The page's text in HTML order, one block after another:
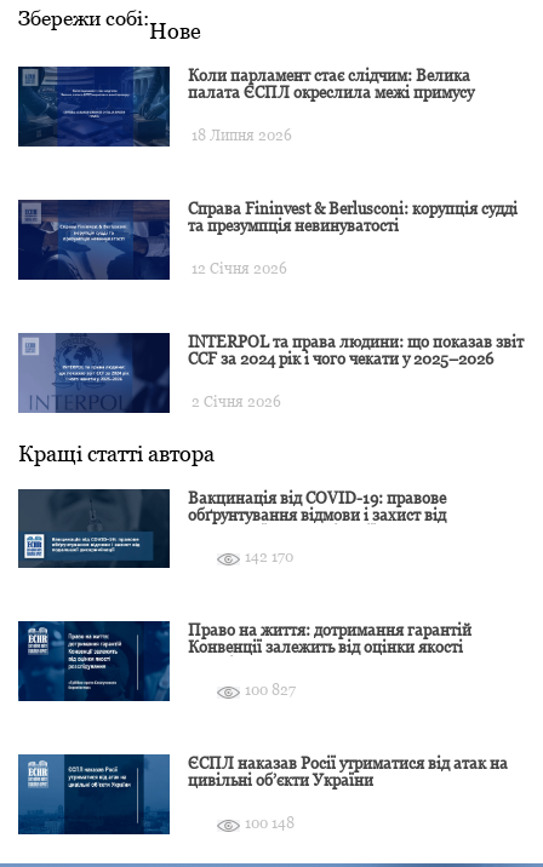
Збережи собі:Нове
Коли парламент стає слідчим: Велика
палата ЄСПЛ окреслила межі примусу
18 Липня 2026
Справа Fininvest & Berlusconi: корупція судді
та презумпція невинуватості
12 Січня 2026
INTERPOL та права людини: що показав звіт
CCF за 2024 рік і чого чекати у 2025–2026
2 Січня 2026
Кращі статті автора
Вакцинація від COVID-19: правове
обґрунтування відмови і захист від
142 170
Право на життя: дотримання гарантій
Конвенції залежить від оцінки якості
100 827
ЄСПЛ наказав Росії утриматися від атак на
цивільні об’єкти України
100 148